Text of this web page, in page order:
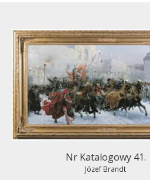
Nr Katalogowy 41.
Józef Brandt